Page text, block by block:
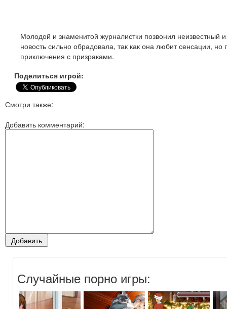
Молодой и знаменитой журналистки позвонил
новость сильно обрадовала, так как она любит сенсации,
приключения с призраками.
Поделиться игрой:
Смотри также:
Добавить комментарий:
Случайные порно игры: